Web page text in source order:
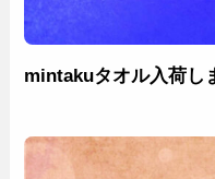
mintakuタオル入荷し